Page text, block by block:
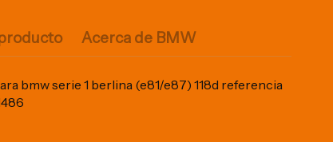
Acerca de BMW
bmw serie 1 berlina (e81/e87) 118d referencia